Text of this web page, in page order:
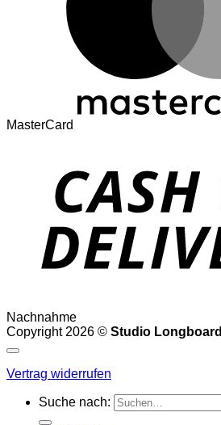
MasterCard
Nachnahme
Copyright 2026 © Studio Longboard
Vertrag widerrufen
Suche nach: